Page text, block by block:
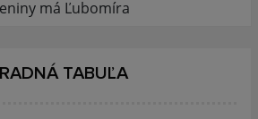
má Ľubomíra
TABUĽA